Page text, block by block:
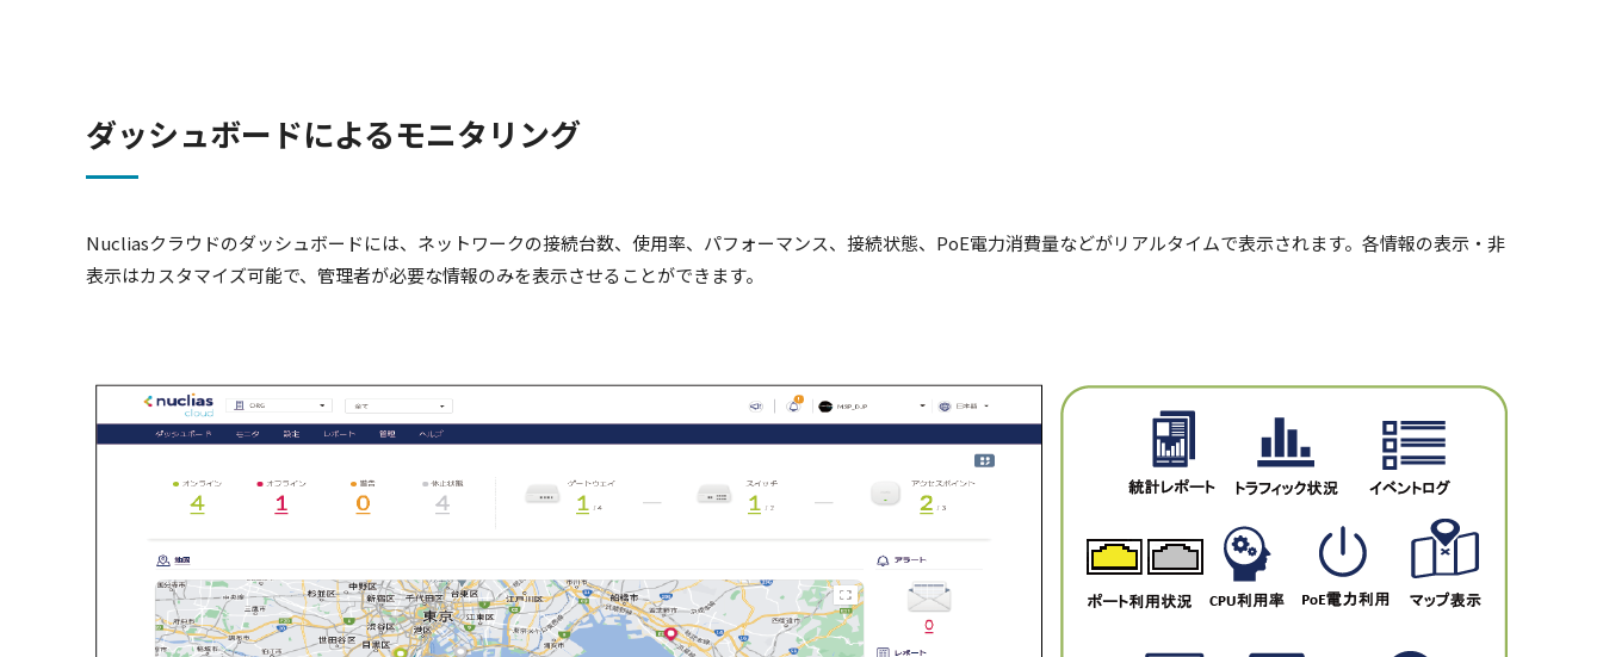
ダッシュボードによるモニタリング
Nucliasクラウドのダッシュボードには、ネットワークの接続台数、使用率、パフォーマンス、接続状態、PoE電力消費量などがリアルタイムで表示されます。各情報の表示・非
表示はカスタマイズ可能で、管理者が必要な情報のみを表示させることができます。